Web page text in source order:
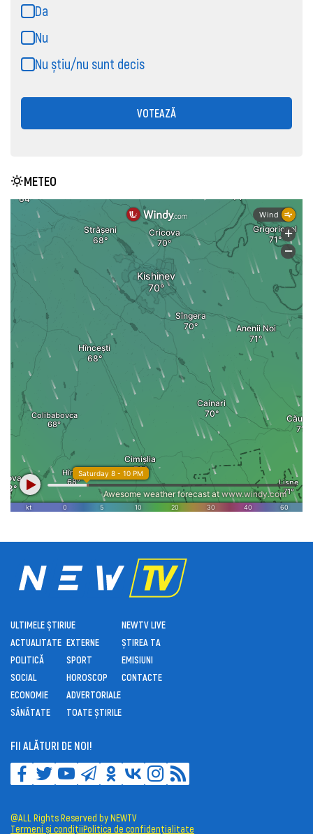
Da
Nu
Nu știu/nu sunt decis
VOTEAZĂ
METEO
ULTIMELE ȘTIRI
ACTUALITATE
POLITICĂ
SOCIAL
ECONOMIE
SĂNĂTATE
UE
EXTERNE
SPORT
HOROSCOP
ADVERTORIALE
TOATE ȘTIRILE
NEWTV LIVE
ȘTIREA TA
EMISIUNI
CONTACTE
FII ALĂTURI DE NOI!
@ALL Rights Reserved by NEWTV
Termeni și condițiiPolitica de confidențialitate